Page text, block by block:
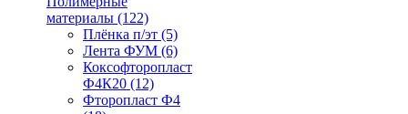
материалы (122)
Плёнка п/эт (5)
Лента ФУМ (6)
Коксофторопласт
Ф4К20 (12)
Фторопласт Ф4